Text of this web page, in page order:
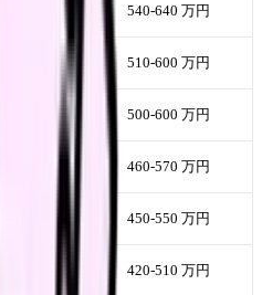
540-640 万円
510-600 万円
500-600 万円
460-570 万円
450-550 万円
420-510 万円